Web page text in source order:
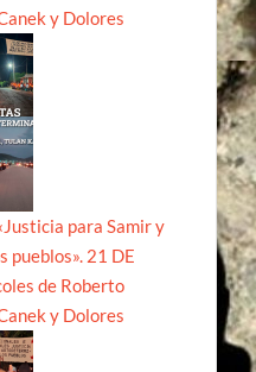
y Dolores
para Samir y
pueblos». 21 DE
de Roberto
y Dolores